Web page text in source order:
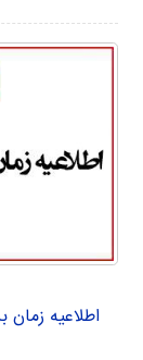
اطلاعیه زمان